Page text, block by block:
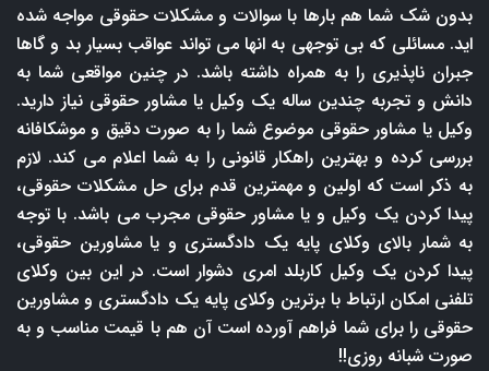
بدون شک شما هم بارها با سوالات و مشکلات حقوقی مواجه شده
اید. مسائلی که بی توجهی به انها می تواند عواقب بسیار بد و گاها
جبران ناپذیری را به همراه داشته باشد. در چنین مواقعی شما به
دانش و تجربه چندین ساله یک وکیل یا مشاور حقوقی نیاز دارید.
وکیل یا مشاور حقوقی موضوع شما را به صورت دقیق و موشکافانه
بررسی کرده و بهترین راهکار قانونی را به شما اعلام می کند. لازم
به ذکر است که اولین و مهمترین قدم برای حل مشکلات حقوقی،
پیدا کردن یک وکیل و یا مشاور حقوقی مجرب می باشد. با توجه
به شمار بالای وکلای پایه یک دادگستری و یا مشاورین حقوقی،
پیدا کردن یک وکیل کاربلد امری دشوار است. در این بین وکلای
تلفنی امکان ارتباط با برترین وکلای پایه یک دادگستری و مشاورین
حقوقی را برای شما فراهم آورده است آن هم با قیمت مناسب و به
صورت شبانه روزی!!